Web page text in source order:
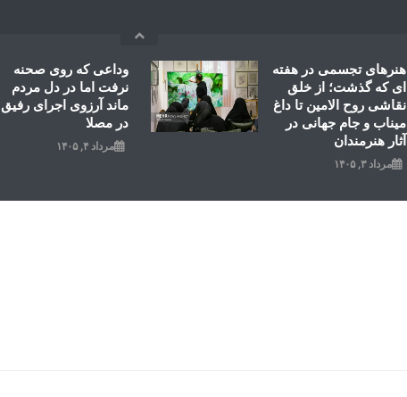
وداعی که روی صحنه
نرفت اما در دل مردم
ماند آرزوی اجرای رفیق
در مصلا
مرداد ۴, ۱۴۰۵
هنرهای تجسمی در هفته
ای که گذشت؛ از خلق
نقاشی روح الامین تا داغ
میناب و جام جهانی در
آثار هنرمندان
مرداد ۳, ۱۴۰۵